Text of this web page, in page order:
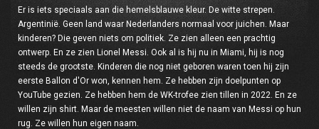
Er is iets speciaals aan die hemelsblauwe kleur. De witte strepen.
Argentinië. Geen land waar Nederlanders normaal voor juichen. Maar
kinderen? Die geven niets om politiek. Ze zien alleen een prachtig
ontwerp. En ze zien Lionel Messi. Ook al is hij nu in Miami, hij is nog
steeds de grootste. Kinderen die nog niet geboren waren toen hij zijn
eerste Ballon d'Or won, kennen hem. Ze hebben zijn doelpunten op
YouTube gezien. Ze hebben hem de WK-trofee zien tillen in 2022. En ze
willen zijn shirt. Maar de meesten willen niet de naam van Messi op hun
rug. Ze willen hun eigen naam.